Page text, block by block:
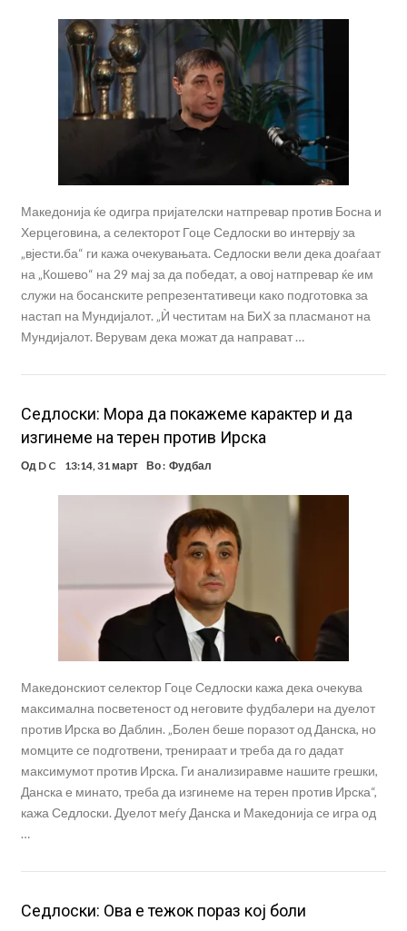
Македонија ќе одигра пријателски натпревар против Босна и
Херцеговина, а селекторот Гоце Седлоски во интервју за
„вјести.ба“ ги кажа очекувањата. Седлоски вели дека доаѓаат
на „Кошево“ на 29 мај за да победат, а овој натпревар ќе им
служи на босанските репрезентативеци како подготовка за
настап на Мундијалот. „Ѝ честитам на БиХ за пласманот на
Мундијалот. Верувам дека можат да направат …
Седлоски: Мора да покажеме карактер и да
изгинеме на терен против Ирска
Од D C 13:14, 31 март Во : Фудбал
Македонскиот селектор Гоце Седлоски кажа дека очекува
максимална посветеност од неговите фудбалери на дуелот
против Ирска во Даблин. „Болен беше поразот од Данска, но
момците се подготвени, тренираат и треба да го дадат
максимумот против Ирска. Ги анализиравме нашите грешки,
Данска е минато, треба да изгинеме на терен против Ирска“,
кажа Седлоски. Дуелот меѓу Данска и Македонија се игра од
…
Седлоски: Ова е тежок пораз кој боли